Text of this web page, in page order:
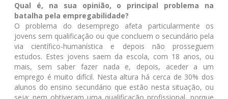
Qual é, na sua opinião, o principal problema na
batalha pela empregabilidade?
O problema do desemprego afeta particularmente os
jovens sem qualificação ou que concluem o secundário pela
via científico-humanística e depois não prosseguem
estudos. Estes jovens saem da escola, com 18 anos, ou
mais, sem saber fazer nada e, depois, aceder a um
emprego é muito difícil. Nesta altura há cerca de 30% dos
alunos do ensino secundário que estão nesta situação, ou